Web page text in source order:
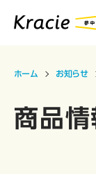
ホーム お知らせ
商品情